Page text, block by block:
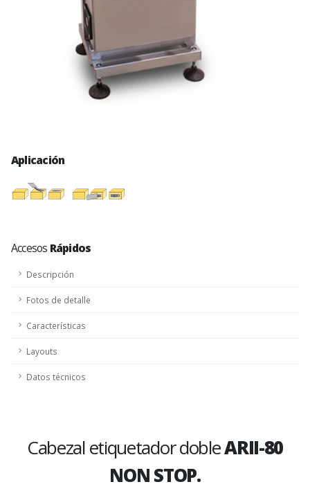
Aplicación
Accesos Rápidos
Descripción
Fotos de detalle
Características
Layouts
Datos técnicos
Cabezal etiquetador dobleARII-80
NON STOP.